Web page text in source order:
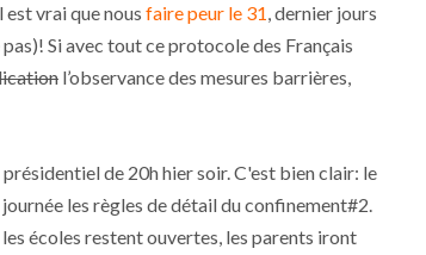
vrai que nous faire peur le 31, dernier jours
Si avec tout ce protocole des Français
l’observance des mesures barrières,
de 20h hier soir. C'est bien clair: le
les règles de détail du confinement#2.
écoles restent ouvertes, les parents iront